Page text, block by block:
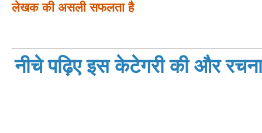
लेखक की असली सफलता है
नीचे पढ़िए इस केटेगरी की और